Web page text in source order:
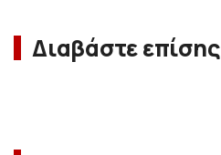
Διαβάστε επίσης